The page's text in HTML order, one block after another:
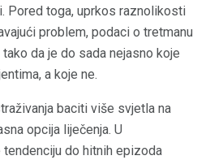
Pored toga, uprkos raznolikosti
problem, podaci o tretmanu
da je do sada nejasno koje
a koje ne.
baciti više svjetla na
opcija liječenja. U
do hitnih epizoda